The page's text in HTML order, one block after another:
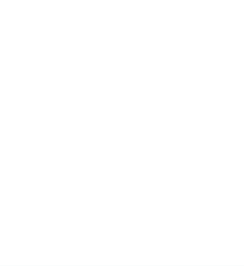
Wiliam e o